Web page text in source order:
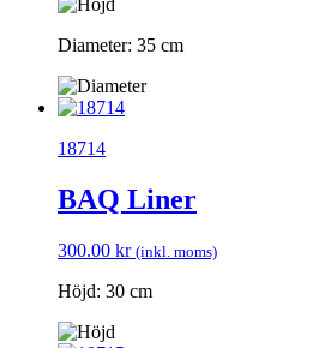
Diameter: 35 cm
18714
BAQ Liner
300.00 kr (inkl. moms)
Höjd: 30 cm